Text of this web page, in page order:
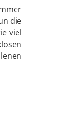
die
viel